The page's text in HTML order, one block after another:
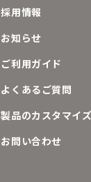
採用情報
お知らせ
ご利用ガイド
よくあるご質問
製品のカスタマイズ
お問い合わせ